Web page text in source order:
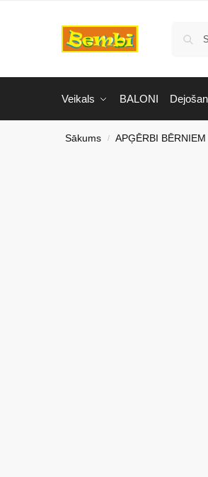
Veikals BALONI
Sākums / APĢĒRBI BĒRNIEM